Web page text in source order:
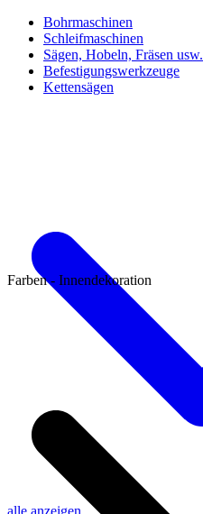
Bohrmaschinen
Schleifmaschinen
Sägen, Hobeln, Fräsen usw.
Befestigungswerkzeuge
Kettensägen
alle anzeigen
Farben - Innendekoration